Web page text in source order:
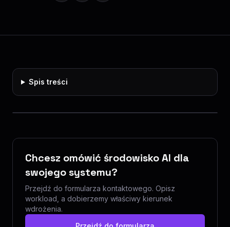
Spis treści
Chcesz omówić środowisko AI dla
swojego systemu?
Przejdź do formularza kontaktowego. Opisz
workload, a dobierzemy właściwy kierunek
wdrożenia.